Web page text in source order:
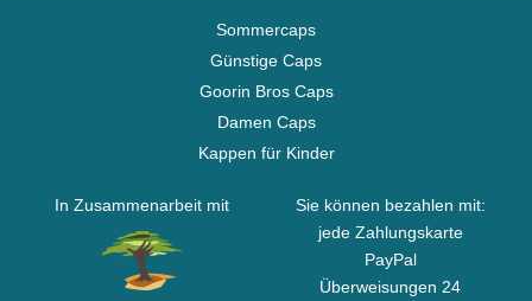
Sommercaps
Günstige Caps
Goorin Bros Caps
Damen Caps
Kappen für Kinder
In Zusammenarbeit mit
Sie können bezahlen mit:
jede Zahlungskarte
PayPal
Überweisungen 24